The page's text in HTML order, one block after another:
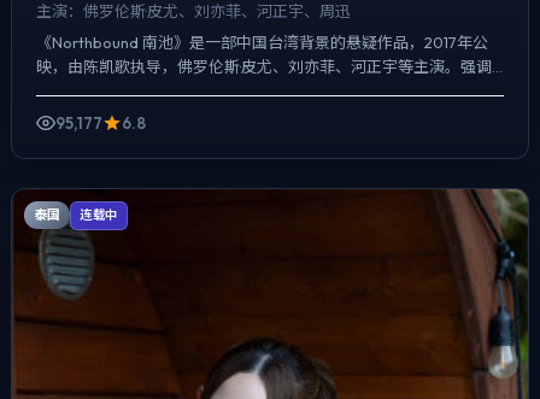
主演： 佛罗伦斯·皮尤、刘亦菲、河正宇、周迅
《Northbound 南池》是一部中国台湾背景的悬疑作品，2017年公
映，由陈凯歌执导，佛罗伦斯·皮尤、刘亦菲、河正宇等主演。强调
群像而非单一英雄，配角线条同样完整，喜剧桥段...
95,177
6.8
泰国 连载中